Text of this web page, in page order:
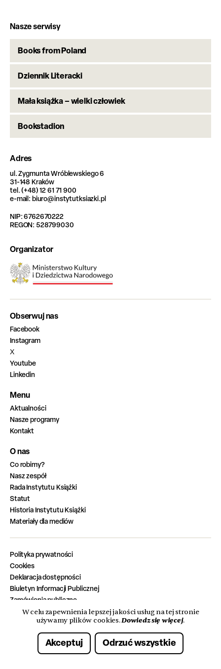
Nasze serwisy
Books from Poland
Dziennik Literacki
Mała książka – wielki człowiek
Bookstadion
Adres
ul. Zygmunta Wróblewskiego 6
31-148 Kraków
tel. (+48) 12 61 71 900
e-mail: biuro@instytutksiazki.pl
NIP: 6762670222
REGON: 528799030
Organizator
Obserwuj nas
Facebook
Instagram
X
Youtube
Linkedin
Menu
Aktualności
Nasze programy
Kontakt
O nas
Co robimy?
Nasz zespół
Rada Instytutu Książki
Statut
Historia Instytutu Książki
Materiały dla mediów
Polityka prywatności
Cookies
Deklaracja dostępności
Biuletyn Informacji Publicznej
Zamówienia publiczne
Zadania zrealizowane z budżetu państwa
Oferty pracy
© 2026 Instytut Książki. Wszelkie prawa zastrzeżone.
W celu zapewnienia lepszej jakości usług na tej stronie
używamy plików cookies.Dowiedz się więcej.
Akceptuj Odrzuć wszystkie